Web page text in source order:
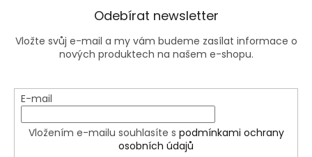
y
v
ý
p
i
u
Odebírat newsletter
Vložte svůj e-mail a my vám budeme zasílat informace o
nových produktech na našem e-shopu.
E-mail
Vložením e-mailu souhlasíte s podmínkami ochrany
osobních údajů